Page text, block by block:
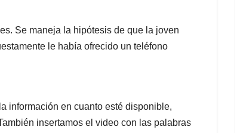
Se maneja la hipótesis de que la joven
le había ofrecido un teléfono
información en cuanto esté disponible,
insertamos el video con las palabras